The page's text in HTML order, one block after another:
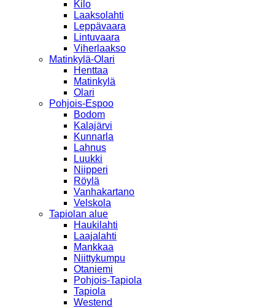
Kilo
Laaksolahti
Leppävaara
Lintuvaara
Viherlaakso
Matinkylä-Olari
Henttaa
Matinkylä
Olari
Pohjois-Espoo
Bodom
Kalajärvi
Kunnarla
Lahnus
Luukki
Niipperi
Röylä
Vanhakartano
Velskola
Tapiolan alue
Haukilahti
Laajalahti
Mankkaa
Niittykumpu
Otaniemi
Pohjois-Tapiola
Tapiola
Westend